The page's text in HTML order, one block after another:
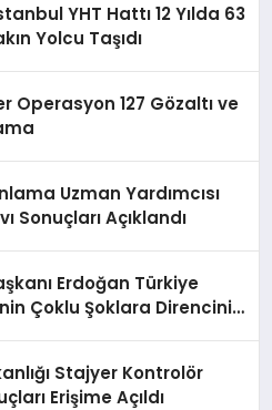
YHT Hattı 12 Yılda 63
Yolcu Taşıdı
Operasyon 127 Gözaltı ve
Uzman Yardımcısı
Sonuçları Açıklandı
Erdoğan Türkiye
Çoklu Şoklara Direncini
Stajyer Kontrolör
Erişime Açıldı